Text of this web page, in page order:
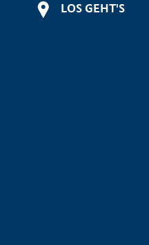
LOS GEHT'S